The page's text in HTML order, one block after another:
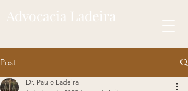
Advocacia Ladeira
Post
Dr. Paulo Ladeira